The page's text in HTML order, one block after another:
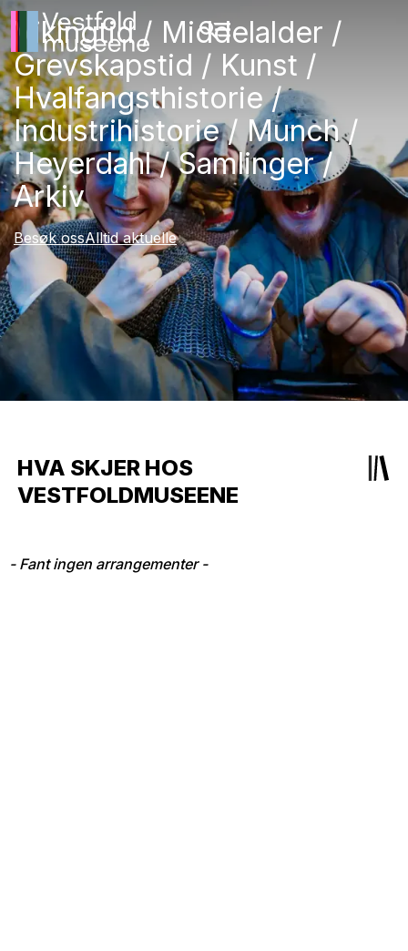
Vikingtid / Middelalder /
Grevskapstid / Kunst /
Hvalfangsthistorie /
Industrihistorie / Munch /
Heyerdahl / Samlinger /
Arkiv
Besøk ossAlltid aktuelle
HVA SKJER HOS
VESTFOLDMUSEENE
- Fant ingen arrangementer -